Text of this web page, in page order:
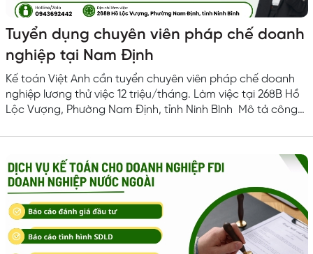
Tuyển dụng chuyên viên pháp chế doanh
nghiệp tại Nam Định
Kế toán Việt Anh cần tuyển chuyên viên pháp chế doanh
nghiệp lương thử việc 12 triệu/tháng. Làm việc tại 268B Hồ
Lộc Vượng, Phường Nam Định, tỉnh Ninh Bình Mô tả công
Soạn thảo, rà soát hợp đồng Theo dõi tuân thủ pháp luật,
chấp pháp lý Yêu cầu ứng viên Tốt nghiệp Đại học Luật (Ưu
tiên ứng...